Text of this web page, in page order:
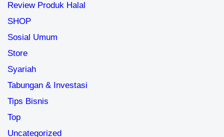
Review Produk Halal
SHOP
Sosial Umum
Store
Syariah
Tabungan & Investasi
Tips Bisnis
Top
Uncategorized